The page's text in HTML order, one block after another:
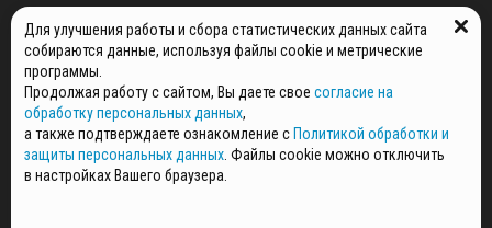
© 2026 ПРАВА НА ВСЕ МАТЕРИАЛЫ САЙТА ПРИНАДЛЕЖАТ ГАУ МО "ЦИФРОВЫЕ
МЕДИА" (ОГРН: 1255000059467).
ПОЛИТИКА ОБРАБОТКИ И ЗАЩИТЫ ПЕРСОНАЛЬНЫХ ДАННЫХ
НОВОСТИ
ГАЗЕТЫ
РЕКЛАМОДАТЕЛЯМ
Для улучшения работы и сбора статистических данных сайта
собираются данные, используя файлы cookie и метрические
программы.
Продолжая работу с сайтом, Вы даете свое согласие на
обработку персональных данных,
а также подтверждаете ознакомление с Политикой обработки и
защиты персональных данных . Файлы cookie можно отключить
в настройках Вашего браузера.